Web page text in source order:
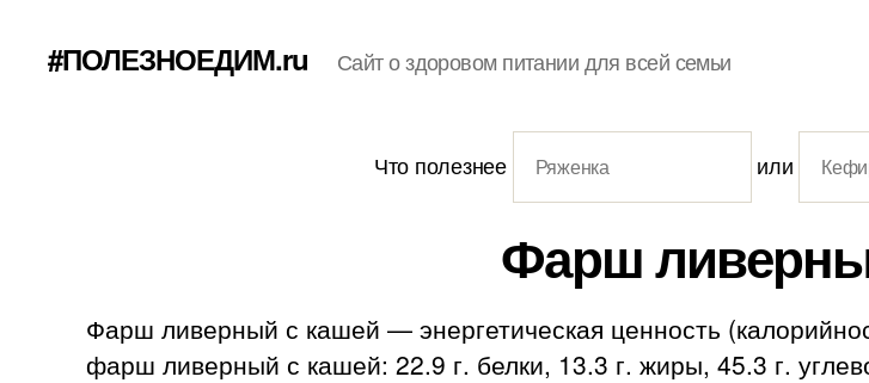
#ПОЛЕЗНОЕДИМ.ru Сайт о здоровом питании для всей семьи
Что полезнее или
Фарш
Фарш ливерный с кашей — энергетическая ценность
фарш ливерный с кашей: 22.9 г. белки, 13.3 г. жиры, 45.3 г.